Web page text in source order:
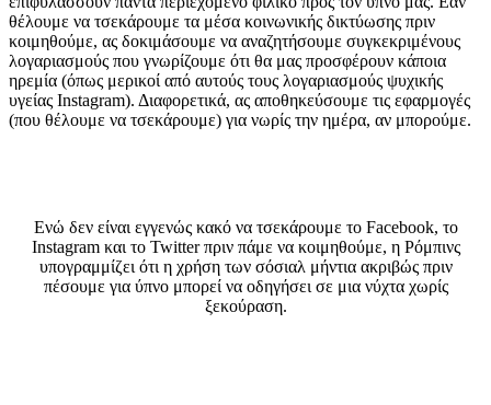
θέλουμε να τσεκάρουμε τα μέσα κοινωνικής δικτύωσης πριν
κοιμηθούμε, ας δοκιμάσουμε να αναζητήσουμε συγκεκριμένους
λογαριασμούς που γνωρίζουμε ότι θα μας προσφέρουν κάποια
ηρεμία (όπως μερικοί από αυτούς τους λογαριασμούς ψυχικής
υγείας Instagram). Διαφορετικά, ας αποθηκεύσουμε τις εφαρμογές
(που θέλουμε να τσεκάρουμε) για νωρίς την ημέρα, αν μπορούμε.
Ενώ δεν είναι εγγενώς κακό να τσεκάρουμε το Facebook, το
Instagram και το Twitter πριν πάμε να κοιμηθούμε, η Ρόμπινς
υπογραμμίζει ότι η χρήση των σόσιαλ μήντια ακριβώς πριν
πέσουμε για ύπνο μπορεί να οδηγήσει σε μια νύχτα χωρίς
ξεκούραση.